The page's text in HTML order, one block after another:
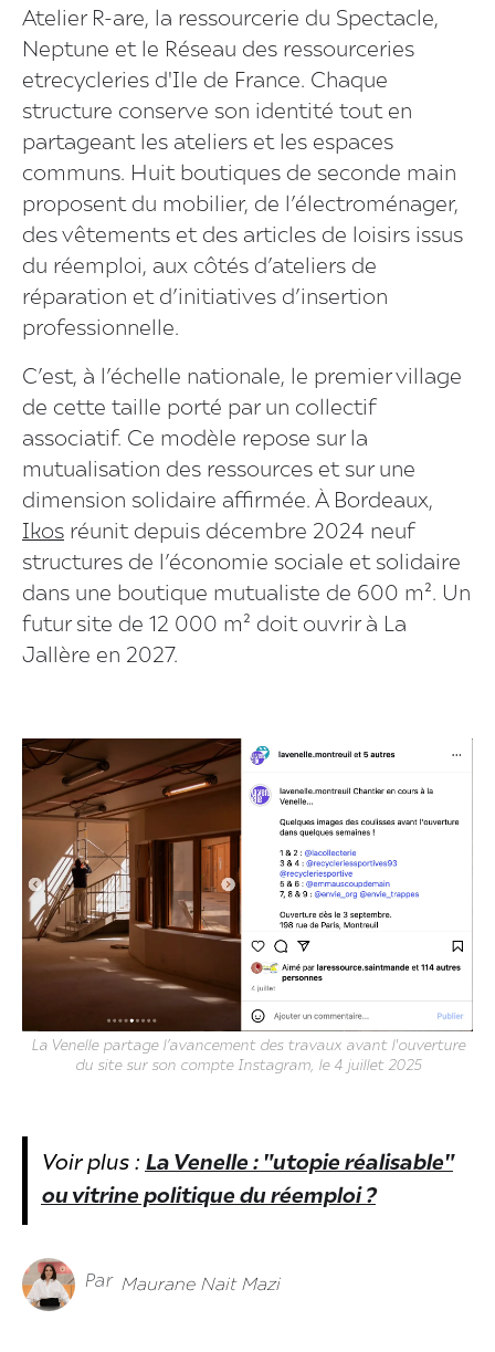
Atelier R-are, la ressourcerie du Spectacle,
Neptune et le Réseau des ressourceries
etrecycleries d'Ile de France. Chaque
structure conserve son identité tout en
partageant les ateliers et les espaces
communs. Huit boutiques de seconde main
proposent du mobilier, de l’électroménager,
des vêtements et des articles de loisirs issus
du réemploi, aux côtés d’ateliers de
réparation et d’initiatives d’insertion
professionnelle.
C’est, à l’échelle nationale, le premier village
de cette taille porté par un collectif
associatif. Ce modèle repose sur la
mutualisation des ressources et sur une
dimension solidaire affirmée. À Bordeaux,
Ikos réunit depuis décembre 2024 neuf
structures de l’économie sociale et solidaire
dans une boutique mutualiste de 600 m². Un
futur site de 12 000 m² doit ouvrir à La
Jallère en 2027.
La Venelle partage l’avancement des travaux avant l'ouverture
du site sur son compte Instagram, le 4 juillet 2025
Voir plus : La Venelle : "utopie réalisable"
ou vitrine politique du réemploi ?
Par Maurane Nait Mazi